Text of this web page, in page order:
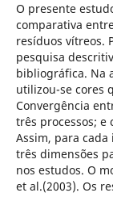
O presente
comparativa
resíduos vítreos.
pesquisa
bibliográfica. Na
utilizou-se cores
Convergência
três processos; e
Assim, para
três dimensões
nos estudos. O
et al.(2003). Os